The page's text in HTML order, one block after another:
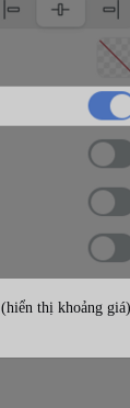
(hiển thị khoảng